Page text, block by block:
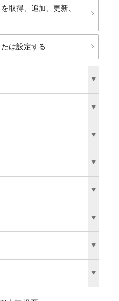
取得、​追加、​更新、​
は​設定する